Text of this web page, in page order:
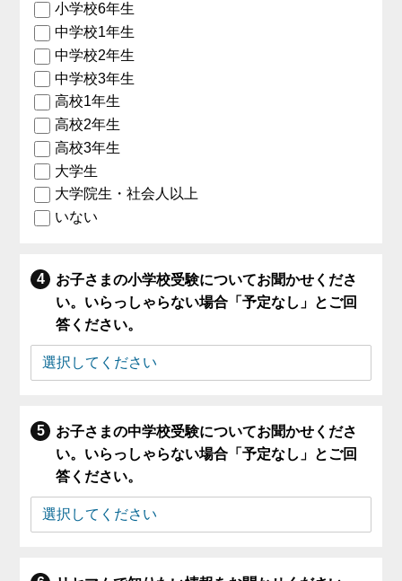
小学校6年生
中学校1年生
中学校2年生
中学校3年生
高校1年生
高校2年生
高校3年生
大学生
大学院生・社会人以上
いない
お子さまの小学校受験についてお聞かせくださ
い。いらっしゃらない場合「予定なし」とご回
答ください。
お子さまの中学校受験についてお聞かせくださ
い。いらっしゃらない場合「予定なし」とご回
答ください。